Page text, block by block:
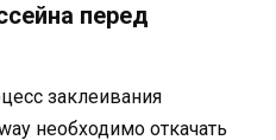
перед
заклеивания
необходимо откачать